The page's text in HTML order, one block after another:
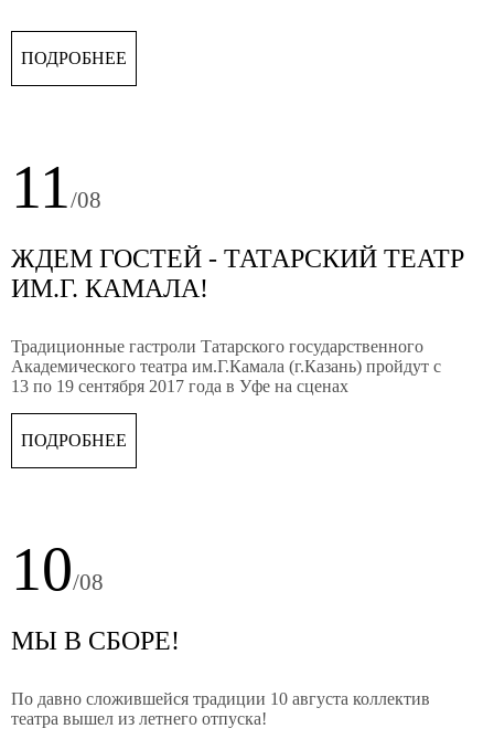
ПОДРОБНЕЕ
11/08
ЖДЕМ ГОСТЕЙ - ТАТАРСКИЙ ТЕАТР
ИМ.Г. КАМАЛА!
Традиционные гастроли Татарского государственного
Академического театра им.Г.Камала (г.Казань) пройдут с
13 по 19 сентября 2017 года в Уфе на сценах
русского драматического театра Республики
Башкортостан.
ПОДРОБНЕЕ
10/08
МЫ В СБОРЕ!
По давно сложившейся традиции 10 августа коллектив
театра вышел из летнего отпуска!